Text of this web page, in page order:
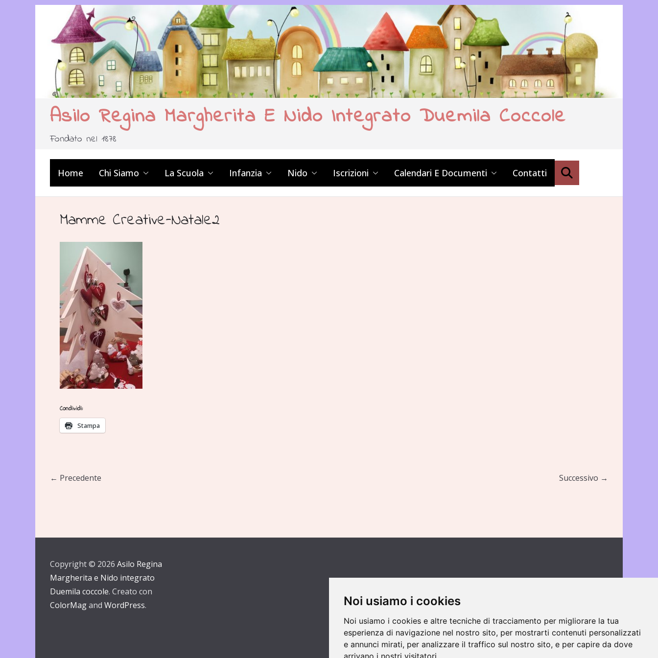
Noi usiamo i cookies
Noi usiamo i cookies e altre tecniche di tracciamento per migliorare la tua
esperienza di navigazione nel nostro sito, per mostrarti contenuti personalizzati
e annunci mirati, per analizzare il traffico sul nostro sito, e per capire da dove
arrivano i nostri visitatori.
contenuto
Asilo Regina Margherita E Nido Integrato Duemila Coccole
Fondato nel 1878
Home Chi Siamo La Scuola Infanzia Nido Iscrizioni Calendari E Documenti Contatti
Mamme Creative-Natale2
Condividi:
Stampa
← Precedente Successivo →
Copyright © 2026 Asilo Regina
Margherita e Nido integrato
Duemila coccole. Creato con
ColorMagand WordPress.